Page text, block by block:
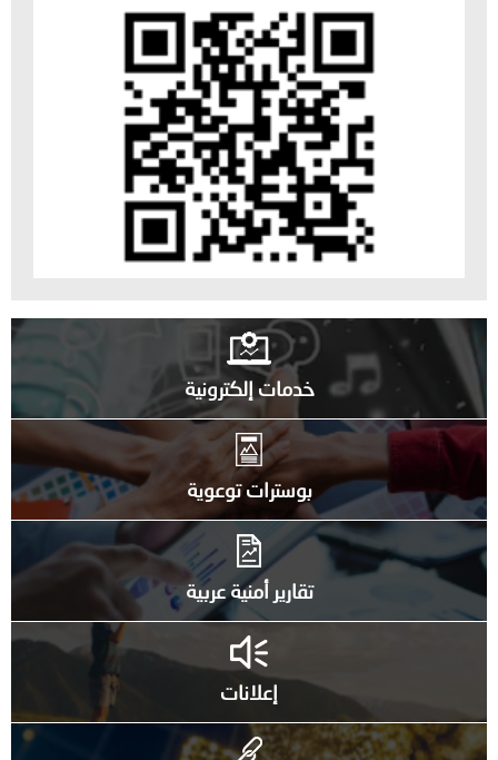
خدمات إلكترونية
بوسترات توعوية
تقارير أمنية عربية
إعلانات